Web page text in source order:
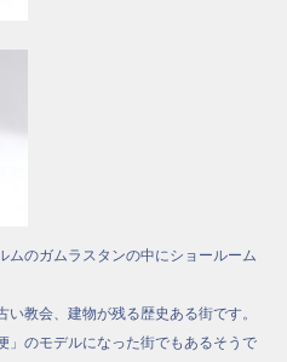
ムのガムラスタンの中にショールーム
教会、建物が残る歴史ある街です。
」のモデルになった街でもあるそうで